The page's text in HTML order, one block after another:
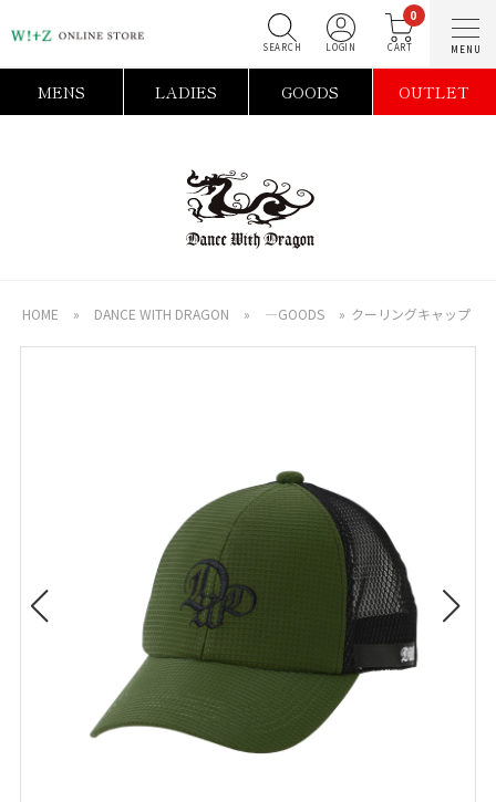
0
MENS LADIES GOODS OUTLET
HOME » DANCE WITH DRAGON » ―GOODS » クーリングキャップ